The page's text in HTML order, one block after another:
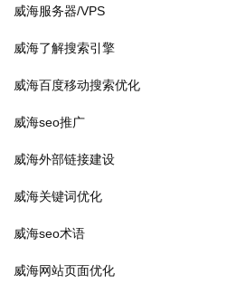
威海服务器/VPS
威海了解搜索引擎
威海百度移动搜索优化
威海seo推广
威海外部链接建设
威海关键词优化
威海seo术语
威海网站页面优化